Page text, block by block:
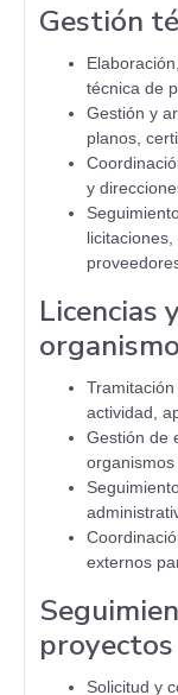
Gestión
técnica de
Gestión y
planos,
y
Licencias
actividad,
Gestión de
organismos
externos
proyectos
Solicitud y